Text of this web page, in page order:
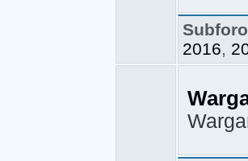
2016,